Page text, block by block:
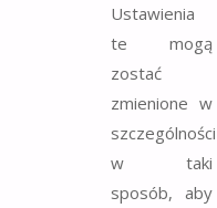
Ustawienia
te mogą
zostać
zmienione w
szczególności
w taki
sposób, aby